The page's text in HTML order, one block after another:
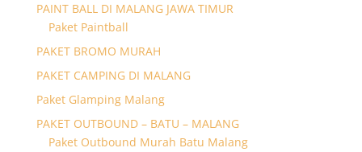
PAINT BALL DI MALANG JAWA TIMUR
Paket Paintball
PAKET BROMO MURAH
PAKET CAMPING DI MALANG
Paket Glamping Malang
PAKET OUTBOUND – BATU – MALANG
Paket Outbound Murah Batu Malang